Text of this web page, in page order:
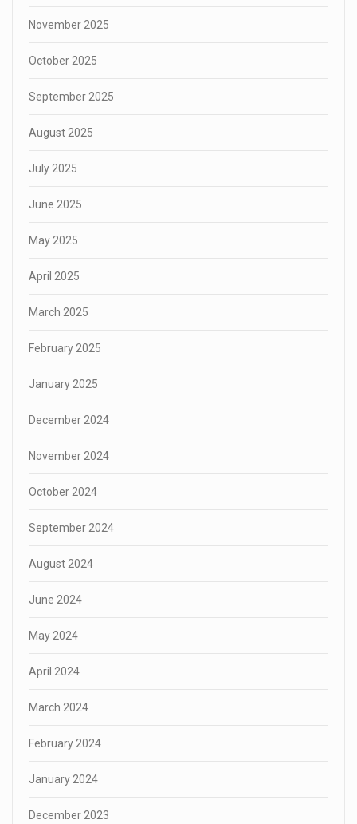
November 2025
October 2025
September 2025
August 2025
July 2025
June 2025
May 2025
April 2025
March 2025
February 2025
January 2025
December 2024
November 2024
October 2024
September 2024
August 2024
June 2024
May 2024
April 2024
March 2024
February 2024
January 2024
December 2023